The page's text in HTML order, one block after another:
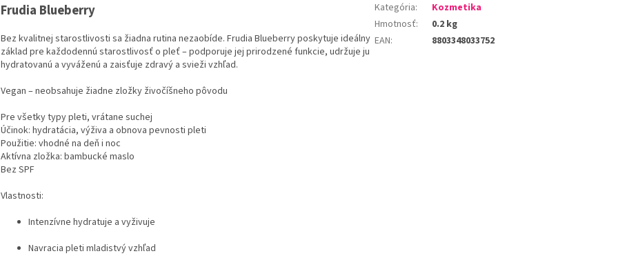
Frudia Blueberry
Bez kvalitnej starostlivosti sa žiadna rutina nezaobíde. Frudia Blueberry poskytuje ideálny
základ pre každodennú starostlivosť o pleť – podporuje jej prirodzené funkcie, udržuje ju
hydratovanú a vyváženú a zaisťuje zdravý a svieži vzhľad.
Vegan – neobsahuje žiadne zložky živočíšneho pôvodu
Pre všetky typy pleti, vrátane suchej
Účinok: hydratácia, výživa a obnova pevnosti pleti
Použitie: vhodné na deň i noc
Aktívna zložka: bambucké maslo
Bez SPF
Vlastnosti:
Intenzívne hydratuje a vyživuje
Navracia pleti mladistvý vzhľad
Kategória:
Kozmetika
Hmotnosť:
0.2 kg
EAN: 8803348033752